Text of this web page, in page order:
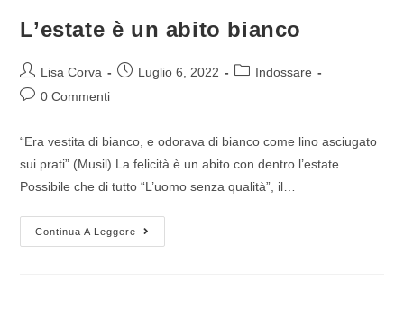
L’estate è un abito bianco
Lisa Corva Luglio 6, 2022
Indossare
0 Commenti
“Era vestita di bianco, e odorava di bianco come lino asciugato
sui prati” (Musil) La felicità è un abito con dentro l’estate.
Possibile che di tutto “L’uomo senza qualità”, il…
Continua A Leggere